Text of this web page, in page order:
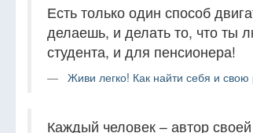
Есть только один способ
делаешь, и делать то, что ты
студента, и для пенсионера!
Живи легко! Как найти себя и
Каждый человек – автор